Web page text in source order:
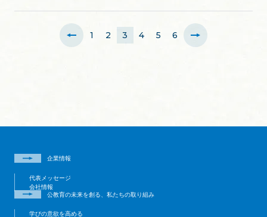
1 2 3 4 5 6
企業情報
代表メッセージ
会社情報
公教育の未来を創る、私たちの取り組み
学びの意欲を高める